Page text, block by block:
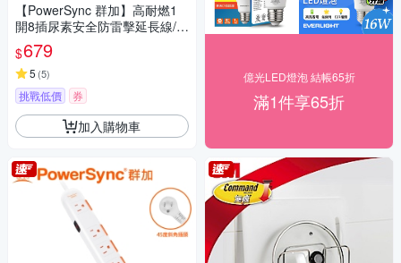
【PowerSync 群加】高耐燃1
開8插尿素安全防雷擊延長線/黑
色/1.8m(TPS318TN0018)
$679
5 (5)
挑戰低價 券
加入購物車
億光LED燈泡 結帳65折
滿1件享65折